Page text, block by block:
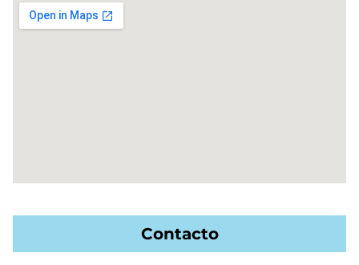
Contacto